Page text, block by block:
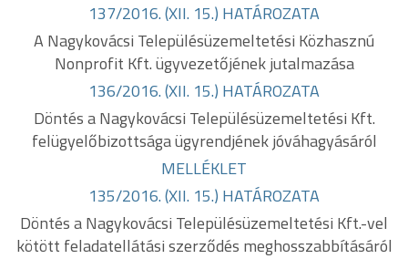
137/2016. (XII. 15.) HATÁROZATA
A Nagykovácsi Településüzemeltetési Közhasznú
Nonprofit Kft. ügyvezetőjének jutalmazása
136/2016. (XII. 15.) HATÁROZATA
Döntés a Nagykovácsi Településüzemeltetési Kft.
felügyelőbizottsága ügyrendjének jóváhagyásáról
MELLÉKLET
135/2016. (XII. 15.) HATÁROZATA
Döntés a Nagykovácsi Településüzemeltetési Kft.-vel
kötött feladatellátási szerződés meghosszabbításáról